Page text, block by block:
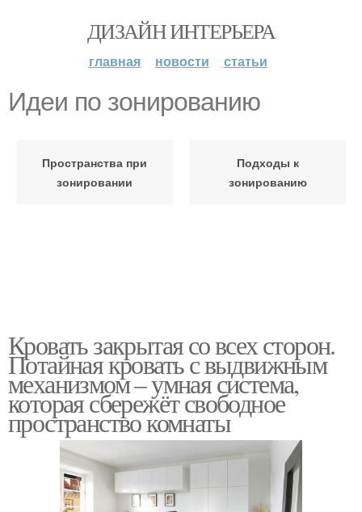
ДИЗАЙН ИНТЕРЬЕРА
главная новости статьи
Идеи по зонированию
Пространства при
зонировании
Подходы к
зонированию
Кровать закрытая со всех сторон.
Потайная кровать с выдвижным
механизмом – умная система,
которая сбережёт свободное
пространство комнаты